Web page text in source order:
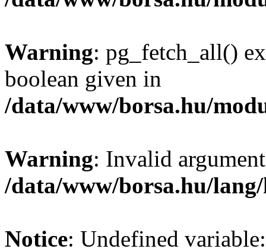
Warning: pg_fetch_all()
boolean given in
/data/www/borsa.hu/
Warning: Invalid
/data/www/borsa.hu/
Notice: Undefined